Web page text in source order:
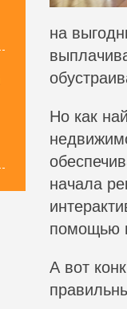
на
Но как
начала
помощью
А вот